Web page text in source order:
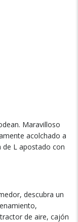
Maravilloso
acolchado a
L apostado con
descubra un
de aire, cajón